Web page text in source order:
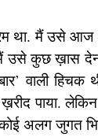
था. मैं उसे
उसे कुछ ख़ास
वाली
पाया.
अलग जुगत